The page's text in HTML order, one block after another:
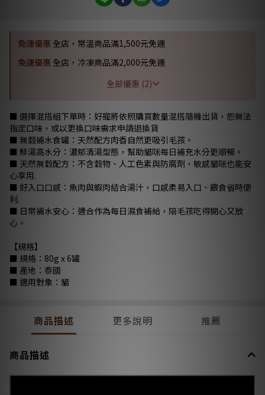
免運優惠 全店，常溫商品滿1,500元免運
免運優惠 全店，冷凍商品滿2,000元免運
全部優惠 (2)
■ 選擇混搭組下單時：好寵將依照購買數量混搭隨機出貨，恕無法
指定口味，或以更換口味需求申請退換貨
■ 無穀補水食罐：天然配方肉香自然更吸引毛孩。
■ 鮮湯高水分：濃郁清湯型態，幫助貓咪每日補充水分更順暢。
■ 天然無穀配方：不含穀物、人工色素與防腐劑，敏感貓咪也能安
心享用.
■ 好入口口感：魚肉與蝦肉結合湯汁，口感柔易入口、餵食省時便
利.
■ 日常補水安心：適合作為每日濕食補給，陪毛孩吃得開心又放
心。
【規格】
■ 規格：80g x 6罐
■ 產地：泰國
■ 適用對象：貓
商品描述 更多說明 推薦
商品描述